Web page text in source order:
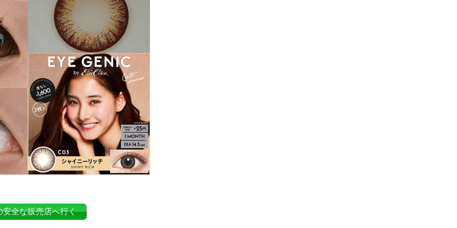
安全な販売店へ行く